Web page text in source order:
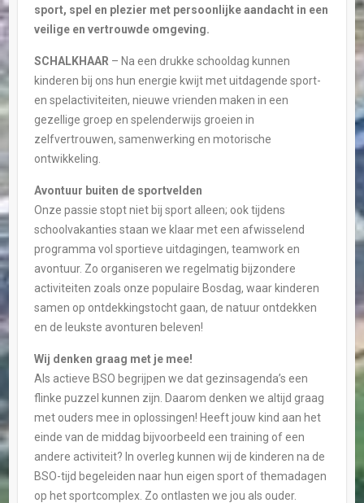
sport, spel en plezier met persoonlijke aandacht in een
veilige en vertrouwde omgeving.
SCHALKHAAR – Na een drukke schooldag kunnen
kinderen bij ons hun energie kwijt met uitdagende sport-
en spelactiviteiten, nieuwe vrienden maken in een
gezellige groep en spelenderwijs groeien in
zelfvertrouwen, samenwerking en motorische
ontwikkeling.
Avontuur buiten de sportvelden
Onze passie stopt niet bij sport alleen; ook tijdens
schoolvakanties staan we klaar met een afwisselend
programma vol sportieve uitdagingen, teamwork en
avontuur. Zo organiseren we regelmatig bijzondere
activiteiten zoals onze populaire Bosdag, waar kinderen
samen op ontdekkingstocht gaan, de natuur ontdekken
en de leukste avonturen beleven!
Wij denken graag met je mee!
Als actieve BSO begrijpen we dat gezinsagenda’s een
flinke puzzel kunnen zijn. Daarom denken we altijd graag
met ouders mee in oplossingen! Heeft jouw kind aan het
einde van de middag bijvoorbeeld een training of een
andere activiteit? In overleg kunnen wij de kinderen na de
BSO-tijd begeleiden naar hun eigen sport of themadagen
op het sportcomplex. Zo ontlasten we jou als ouder.